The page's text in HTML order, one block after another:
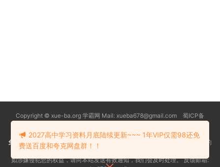
Copyright © xue-ba.org 学霸网 Mail: xueba678@gmail.com 蜀ICP备
常见问题
更新日志 忘记密码本站推荐浏览器：Edge浏览器
免责声明 ：本站资源均搜索自互联网和网友分享,仅供大家学习交流,不对资料的
真实性和安全性负责！
如涉嫌侵犯您的权益，请向本站发送有效通知，我们会及时处理。 反馈邮箱:
2027高中学习资料月底陆续更新~~~ 1年VIP仅需98还免
费送百度和夸克网盘群！！